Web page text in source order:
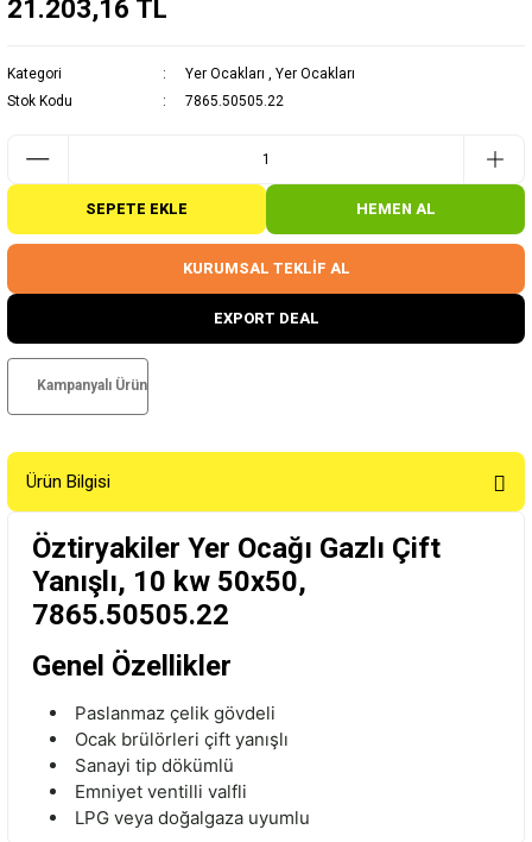
21.203,16 TL
Kategori Yer Ocakları
Yer Ocakları
Stok Kodu
7865.50505.22
SEPETE EKLE HEMEN AL
KURUMSAL TEKLİF AL
EXPORT DEAL
Kampanyalı Ürün
Ürün Bilgisi
Öztiryakiler Yer Ocağı Gazlı Çift
Yanışlı, 10 kw 50x50,
7865.50505.22
Genel Özellikler
Paslanmaz çelik gövdeli
Ocak brülörleri çift yanışlı
Sanayi tip dökümlü
Emniyet ventilli valfli
LPG veya doğalgaza uyumlu